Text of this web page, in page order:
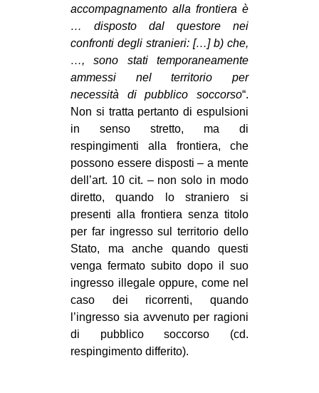
accompagnamento alla frontiera è
… disposto dal questore nei
confronti degli stranieri: […] b) che,
…, sono stati temporaneamente
ammessi nel territorio per
necessità di pubblico soccorso“.
Non si tratta pertanto di espulsioni
in senso stretto, ma di
respingimenti alla frontiera, che
possono essere disposti – a mente
dell’art. 10 cit. – non solo in modo
diretto, quando lo straniero si
presenti alla frontiera senza titolo
per far ingresso sul territorio dello
Stato, ma anche quando questi
venga fermato subito dopo il suo
ingresso illegale oppure, come nel
caso dei ricorrenti, quando
l’ingresso sia avvenuto per ragioni
di pubblico soccorso (cd.
respingimento differito).